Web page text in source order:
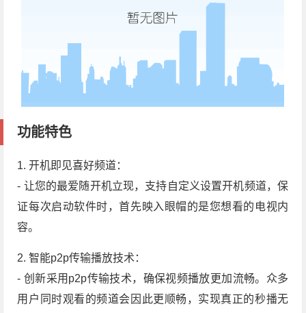
功能特色
1. 开机即见喜好频道：
- 让您的最爱随开机立现，支持自定义设置开机频道，保
证每次启动软件时，首先映入眼帽的是您想看的电视内
容。
2. 智能p2p传输播放技术：
- 创新采用p2p传输技术，确保视频播放更加流畅。众多
用户同时观看的频道会因此更顺畅，实现真正的秒播无